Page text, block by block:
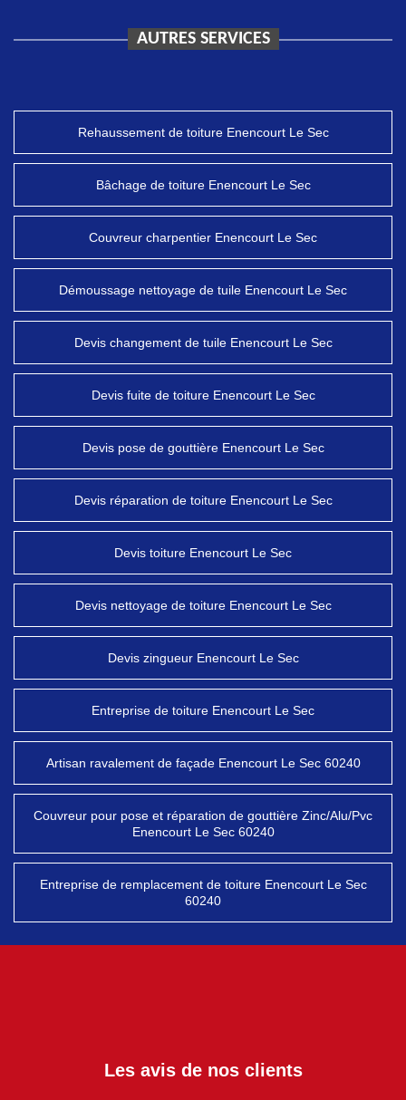
AUTRES SERVICES
Rehaussement de toiture Enencourt Le Sec
Bâchage de toiture Enencourt Le Sec
Couvreur charpentier Enencourt Le Sec
Démoussage nettoyage de tuile Enencourt Le Sec
Devis changement de tuile Enencourt Le Sec
Devis fuite de toiture Enencourt Le Sec
Devis pose de gouttière Enencourt Le Sec
Devis réparation de toiture Enencourt Le Sec
Devis toiture Enencourt Le Sec
Devis nettoyage de toiture Enencourt Le Sec
Devis zingueur Enencourt Le Sec
Entreprise de toiture Enencourt Le Sec
Artisan ravalement de façade Enencourt Le Sec 60240
Couvreur pour pose et réparation de gouttière Zinc/Alu/Pvc
Enencourt Le Sec 60240
Entreprise de remplacement de toiture Enencourt Le Sec
60240
Les avis de nos clients